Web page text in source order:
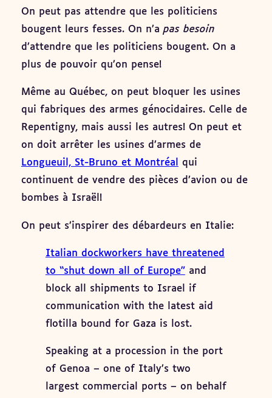
On peut pas attendre que les politiciens
bougent leurs fesses. On n’a pas besoin
d’attendre que les politiciens bougent. On a
plus de pouvoir qu’on pense!
Même au Québec, on peut bloquer les usines
qui fabriques des armes génocidaires. Celle de
Repentigny, mais aussi les autres! On peut et
on doit arrêter les usines d’armes de
Longueuil, St-Bruno et Montréal
qui
continuent de vendre des pièces d’avion ou de
bombes à Israël!
On peut s’inspirer des débardeurs en Italie:
Italian dockworkers have threatened
to “shut down all of Europe” and
block all shipments to Israel if
communication with the latest aid
flotilla bound for Gaza is lost.
Speaking at a procession in the port
of Genoa – one of Italy’s two
largest commercial ports – on behalf